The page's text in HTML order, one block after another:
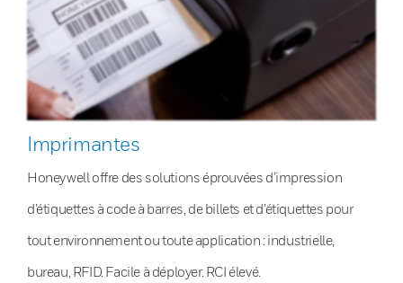
Imprimantes
Honeywell offre des solutions éprouvées d’impression
d’étiquettes à code à barres, de billets et d’étiquettes pour
tout environnement ou toute application : industrielle,
bureau, RFID. Facile à déployer. RCI élevé.